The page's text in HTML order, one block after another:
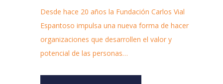
Desde hace 20 años la Fundación Carlos Vial
Espantoso impulsa una nueva forma de hacer
organizaciones que desarrollen el valor y
potencial de las personas…